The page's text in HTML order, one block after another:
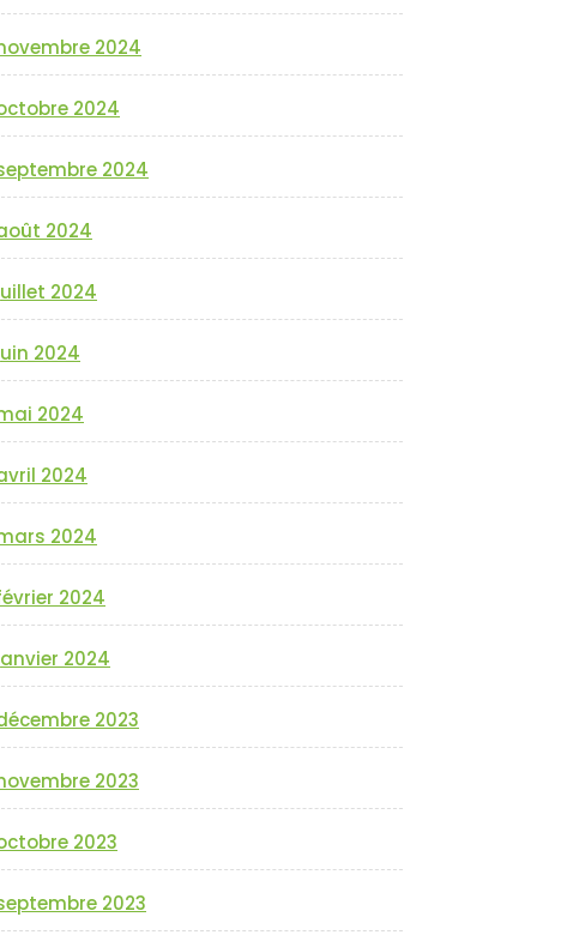
2024
2024
2024
2024
2024
2024
2024
2024
2024
2024
2024
2023
2023
2023
2023